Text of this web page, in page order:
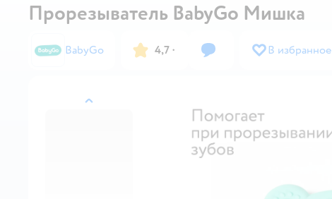
назад
Прорезыватель BabyGo Мишка
BabyGo 4,7 · В избранное